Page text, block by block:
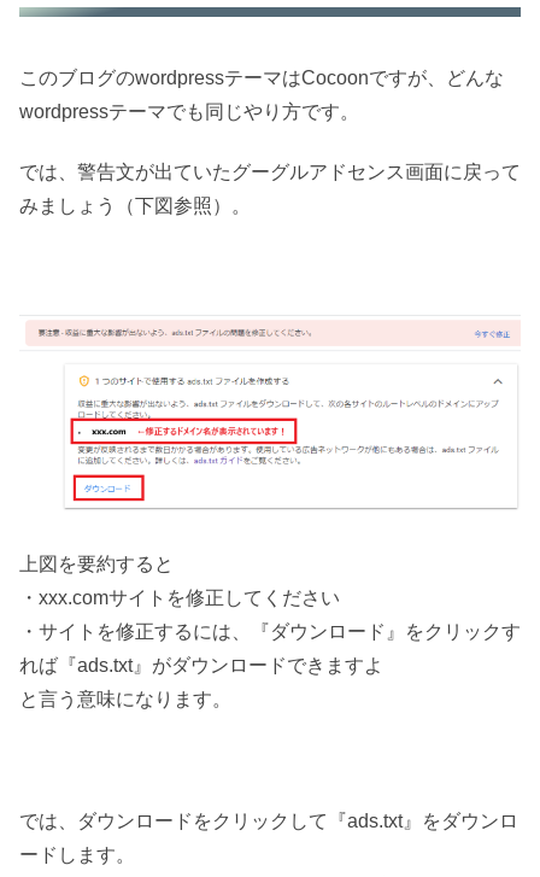
このブログのwordpressテーマはCocoonですが、どんな
wordpressテーマでも同じやり方です。
では、警告文が出ていたグーグルアドセンス画面に戻って
みましょう（下図参照）。
上図を要約すると
・xxx.comサイトを修正してください
・サイトを修正するには、『ダウンロード』をクリックす
れば『ads.txt』がダウンロードできますよ
と言う意味になります。
では、ダウンロードをクリックして『ads.txt』をダウンロ
ードします。